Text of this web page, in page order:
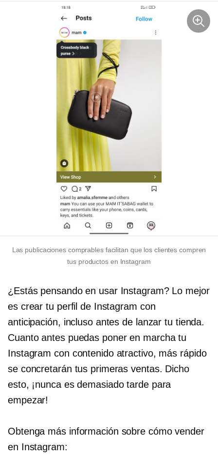
Las publicaciones comprables facilitan que los clientes compren
tus productos en Instagram
¿Estás pensando en usar Instagram? Lo mejor
es crear tu perfil de Instagram con
anticipación, incluso antes de lanzar tu tienda.
Cuanto antes puedas poner en marcha tu
Instagram con contenido atractivo, más rápido
se concretarán tus primeras ventas. Dicho
esto, ¡nunca es demasiado tarde para
empezar!
Obtenga más información sobre cómo vender
en Instagram: